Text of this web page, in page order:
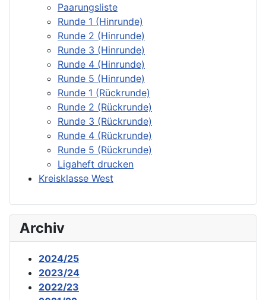
Paarungsliste
Runde 1 (Hinrunde)
Runde 2 (Hinrunde)
Runde 3 (Hinrunde)
Runde 4 (Hinrunde)
Runde 5 (Hinrunde)
Runde 1 (Rückrunde)
Runde 2 (Rückrunde)
Runde 3 (Rückrunde)
Runde 4 (Rückrunde)
Runde 5 (Rückrunde)
Ligaheft drucken
Kreisklasse West
Archiv
2024/25
2023/24
2022/23